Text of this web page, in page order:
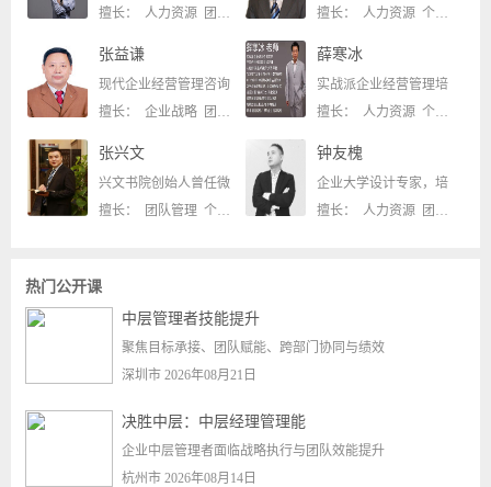
擅长： 人力资源 团队管理
擅长： 人力资源 个人技能
张益谦
现代企业经营管理咨询
擅长： 企业战略 团队管理
薛寒冰
实战派企业经营管理培
擅长： 人力资源 个人技能
张兴文
兴文书院创始人曾任微
擅长： 团队管理 个人技能
钟友槐
企业大学设计专家，培
擅长： 人力资源 团队管理
热门公开课
中层管理者技能提升
聚焦目标承接、团队赋能、跨部门协同与绩效
深圳市 2026年08月21日
决胜中层：中层经理管理能
企业中层管理者面临战略执行与团队效能提升
杭州市 2026年08月14日